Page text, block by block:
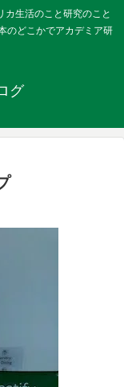
カ生活のこと研究のこと
のどこかでアカデミア研
グ